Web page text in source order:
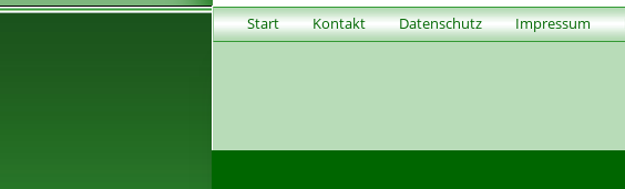
Start Kontakt Datenschutz Impressum